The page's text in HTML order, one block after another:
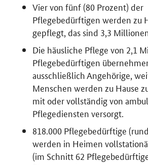
Vier von fünf (80 Prozent) der
Pflegebedürftigen werden zu
gepflegt, das sind 3,3
Die häusliche Pflege von 2,1
Pflegebedürftigen
ausschließlich Angehörige,
Menschen werden zu Hause
mit oder vollständig von
Pflegediensten versorgt.
818.000 Pflegebedürftige
werden in Heimen
(im Schnitt 62